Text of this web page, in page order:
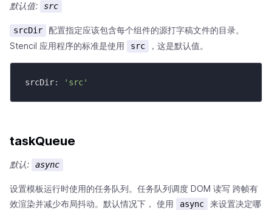
默认值: src
srcDir
配置指定应该包含每个组件的源打字稿文件的目录。
Stencil 应用程序的标准是使用
src ，这是默认值。
srcDir: 'src'
taskQueue
默认: async
设置模板运行时使用的任务队列。任务队列调度 DOM 读写 跨帧有
效渲染并减少布局抖动。默认情况下， 使用
async
来设置决定哪